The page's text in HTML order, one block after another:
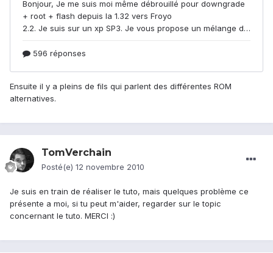
Ensuite il y a pleins de fils qui parlent des différentes ROM
alternatives.
TomVerchain
Posté(e) 12 novembre 2010
Je suis en train de réaliser le tuto, mais quelques problème ce
présente a moi, si tu peut m'aider, regarder sur le topic
concernant le tuto. MERCI :)